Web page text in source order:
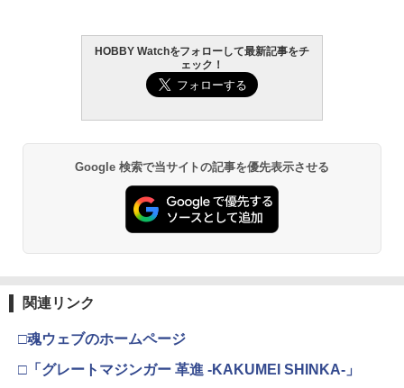
フビパペットマスコット エイリアン リ
ミックス エンスカイ Disney ディズニー
￥660
フビパペットマスコット2 エイリアン リ
ミックス エンスカイ Disney ディズニー
￥660
￥1,567
Rail エムロック レイル レール 外装パー
ツ 電動ガン パーツ アーチウィック ライ
フル サブマシンガン サバゲー サバイバ
ルゲーム 海外製
￥990
ZERO Alligator Clip GLOW 【ゼロ アリ
ゲーター クリップ 蓄光】実用 ミリタリ
ー サバイバルゲーム サバゲ ワニ口 66ナ
イロン 手袋 メカニクス バイク サバゲ 装
4
クラウンモデル スーパーライフルU10用
マウントベース
￥5,880
ロント アッパーIアーム(レッド)
￥5,940
4
Holy Stone ドローン 100g未満 申請不
￥9,390
タカラトミー(TAKARA TOMY) T-SPAR
K トランスフォーマー ニューレジェンズ
NL-06 オートボット コスモス 可動フィ
TAMASHII NATIONS オリジン・オブ・
バルキリー 超時空要塞マクロス VF-1J
バルキリー45th Anniv. 約225mm ABS&
4
TAMASHII NATIONS S.H.フィギュアー
ツ 呪術廻戦 伏黒甚爾 約155mm PVC&A
BS製 塗装済み可動フィギュア
Blokees スター ウォーズ マンダロリア
ン&グローグー CC05 ディン ジャリン&
プラスチックモデル
BANDAI SPIRITS(バンダイ スピリッツ)
RG 機動戦士ガンダム 逆襲のシャア νガ
BANDAI SPIRITS(バンダイ スピリッツ)
30MM xEXM-000 ゼノヴァルト 1/144ス
東京マルイ (TOKYO MARUI) ガスブロー
バックマシンガン No.14 20式 5.56mm
小銃 18歳以上 ガスブローバック
￥187,000
東京マルイ(TOKYO MARUI) No.21 H&K
USP HG 18歳以上エアーHOPハンドガン
￥3,409
4
￥3,815
LOCTITE(ロックタイト) シールはがし
プレミアム 220ml
タミヤ クラフトツールシリーズ No.123
先細薄刃ニッパー (ゲートカット用) プラ
モデル用工具 74123
型用接着剤 87003
￥184
HOBBY Watchをフォローして最新記事をチ
ェック！
Google 検索で当サイトの記事を優先表示させる
関連リンク
□魂ウェブのホームページ
□「グレートマジンガー 革進 -KAKUMEI SHINKA-」